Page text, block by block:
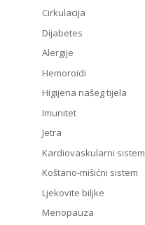
Cirkulacija
Dijabetes
Alergije
Hemoroidi
Higijena našeg tijela
Imunitet
Jetra
Kardiovaskularni sistem
Koštano-mišićni sistem
Ljekovite biljke
Menopauza